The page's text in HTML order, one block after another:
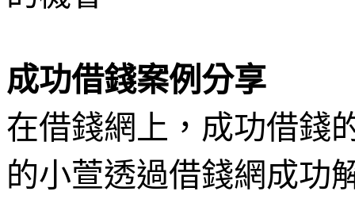
成功借錢案例分享
在借錢網上，成功借錢
的小萱透過借錢網成功